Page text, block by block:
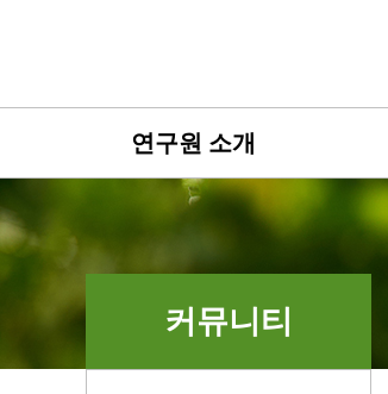
연구원 소개
커뮤니티